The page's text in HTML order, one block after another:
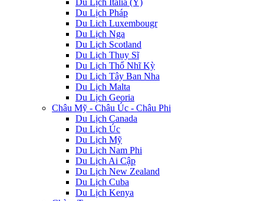
Du Lịch Pháp
Du Lich Luxembougr
Du Lịch Nga
Du Lịch Scotland
Du Lịch Thụy Sĩ
Du Lịch Thổ Nhĩ Kỳ
Du Lịch Tây Ban Nha
Du Lịch Malta
Du Lịch Georia
Châu Mỹ - Châu Úc - Châu Phi
Du Lịch Canada
Du Lịch Úc
Du Lịch Mỹ
Du Lịch Nam Phi
Du Lịch Ai Cập
Du Lịch New Zealand
Du Lịch Cuba
Du Lịch Kenya